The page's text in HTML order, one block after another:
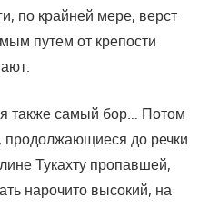
по крайней мере, верст
путем от крепости
также самый бор… Потом
продолжающиеся до речки
Тукахту пропавшей,
нарочито высокий, на